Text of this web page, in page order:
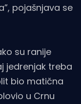
pojašnjava se
su ranije
jedrenjak treba
bio matična
u Crnu